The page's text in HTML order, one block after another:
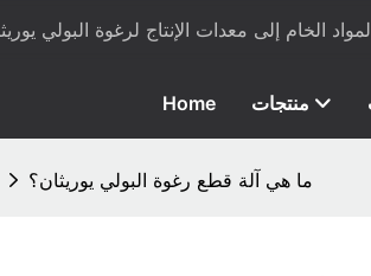
Home منتجات
ما هي آلة قطع رغوة البولي يوريثان؟